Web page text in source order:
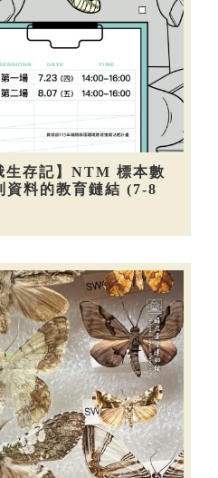
生存記】NTM 標本數
料的教育鏈結 (7-8